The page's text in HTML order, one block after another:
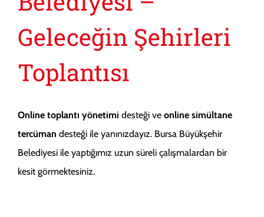
Geleceğin Şehirleri
Toplantısı
Online toplantı yönetimi desteği ve online simültane
tercüman desteği ile yanınızdayız. Bursa Büyükşehir
Belediyesi ile yaptığımız uzun süreli çalışmalardan bir
kesit görmektesiniz.